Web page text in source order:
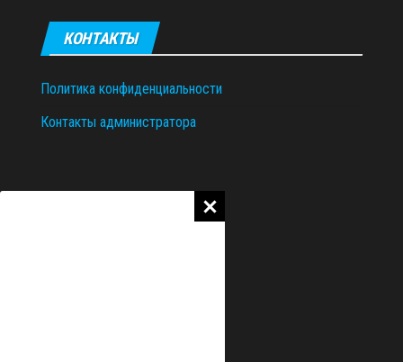
КОНТАКТЫ
Политика конфиденциальности
Контакты администратора